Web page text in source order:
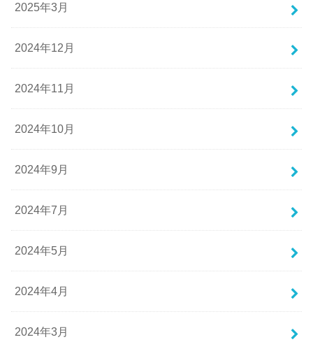
2025年3月
2024年12月
2024年11月
2024年10月
2024年9月
2024年7月
2024年5月
2024年4月
2024年3月